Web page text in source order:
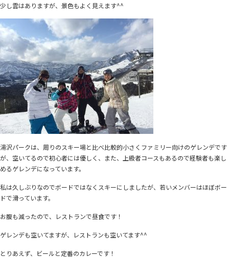
少し雲はありますが、景色もよく見えます^^
湯沢パークは、周りのスキー場と比べ比較的小さくファミリー向けのゲレンデです
が、空いてるので初心者には優しく、また、上級者コースもあるので経験者も楽し
めるゲレンデになっています。
私は久しぶりなのでボードではなくスキーにしましたが、若いメンバーはほぼボー
ドで滑っています。
お腹も減ったので、レストランで昼食です！
ゲレンデも空いてますが、レストランも空いてます^^
とりあえず、ビールと定番のカレーです！